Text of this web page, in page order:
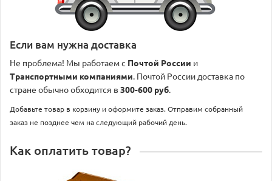
Если вам нужна доставка
Не проблема! Мы работаем с Почтой России и
Транспортными компаниями. Почтой России доставка по
стране обычно обходится в 300-600 руб.
Добавьте товар в корзину и оформите заказ. Отправим собранный
заказ не позднее чем на следующий рабочий день.
Как оплатить товар?